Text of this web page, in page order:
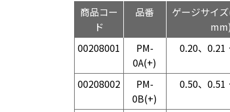
商品コー
ド
品番
ゲージサイ
mm)
00208001
PM-
0A(+)
0.20、0.21
00208002
PM-
0B(+)
0.50、0.51